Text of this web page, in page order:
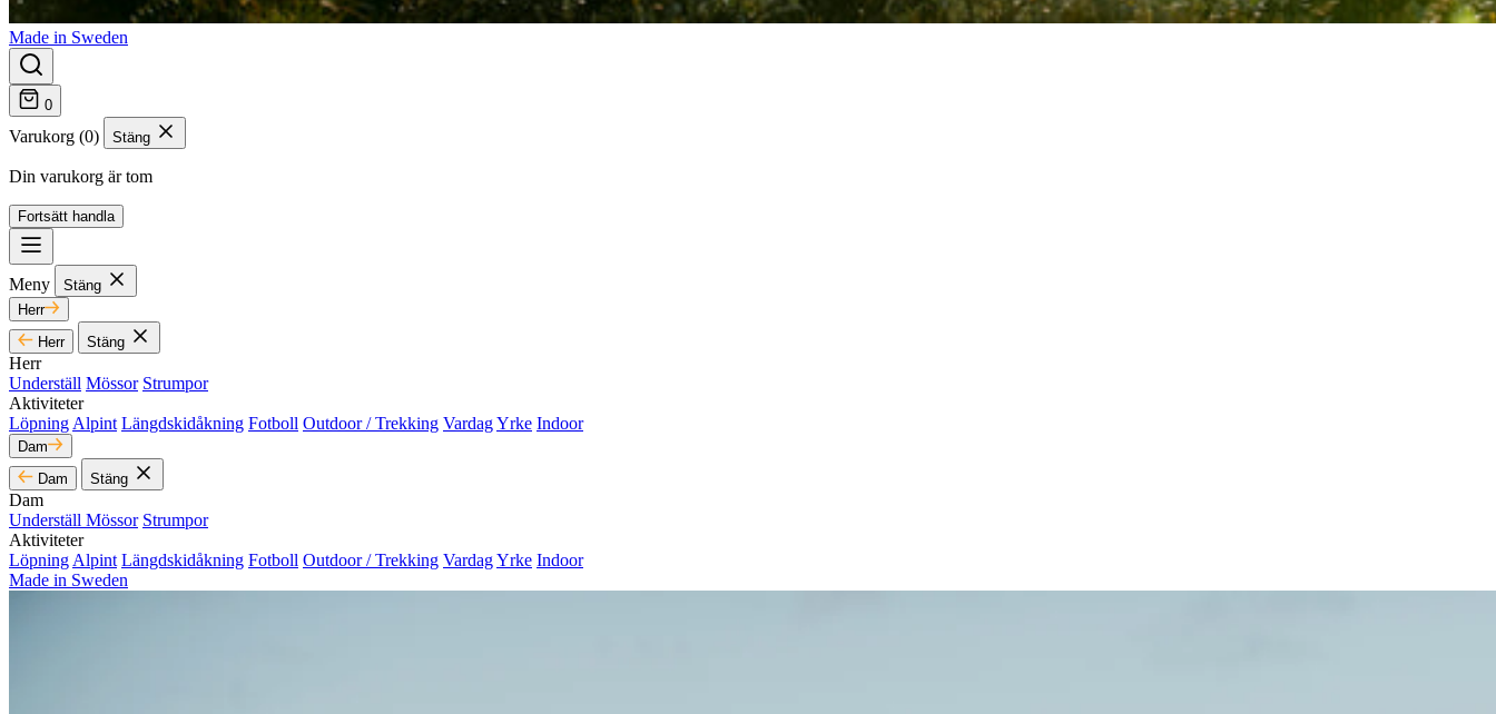
Made in Sweden
0
Varukorg (0) Stäng
Din varukorg är tom
Fortsätt handla
Meny
Stäng
Herr
Herr
Stäng
Herr
Underställ Mössor Strumpor
Aktiviteter
Löpning Alpint Längdskidåkning Fotboll Outdoor / Trekking VardagYrke Indoor
Dam
Dam
Stäng
Dam
Underställ Mössor Strumpor
Aktiviteter
Löpning Alpint Längdskidåkning Fotboll Outdoor / Trekking VardagYrke Indoor
Made in Sweden